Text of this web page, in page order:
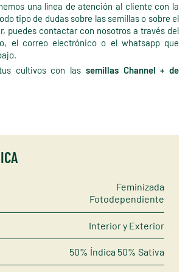
una línea de atención al cliente con la
tipo de dudas sobre las semillas o sobre el
puedes contactar con nosotros a través del
el correo electrónico o el whatsapp que
cultivos con las semillas Channel + de
Feminizada
Fotodependiente
Interior y Exterior
50% Índica 50% Sativa